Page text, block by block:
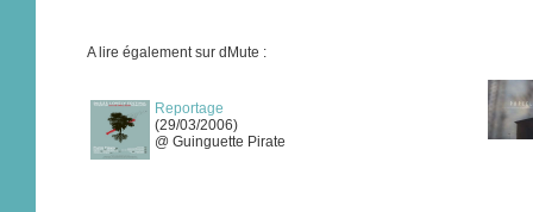
A lire également sur dMute :
Reportage
(29/03/2006)
@ Guinguette Pirate